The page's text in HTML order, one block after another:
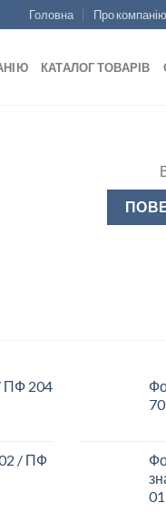
Головна Про компанію
КАТАЛОГ ТОВАРІВ
ПФ 204
/ ПФ